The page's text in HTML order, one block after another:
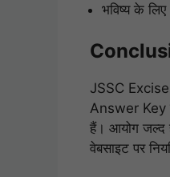
भविष्य के
JSSC
Answer Key
हैं। आयोग जल्द
वेबसाइट पर